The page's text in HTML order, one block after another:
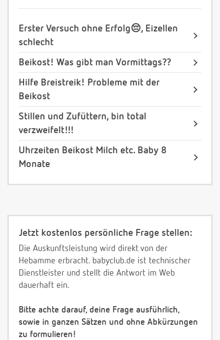
Erster Versuch ohne Erfolg😔, Eizellen
schlecht
Beikost! Was gibt man Vormittags??
Hilfe Breistreik! Probleme mit der
Beikost
Stillen und Zufüttern, bin total
verzweifelt!!!
Uhrzeiten Beikost Milch etc. Baby 8
Monate
Jetzt kostenlos persönliche Frage stellen:
Die Auskunftsleistung wird direkt von der
Hebamme erbracht. babyclub.de ist technischer
Dienstleister und stellt die Antwort im Web
dauerhaft ein.
Bitte achte darauf, deine Frage ausführlich,
sowie in ganzen Sätzen und ohne Abkürzungen
zu formulieren!